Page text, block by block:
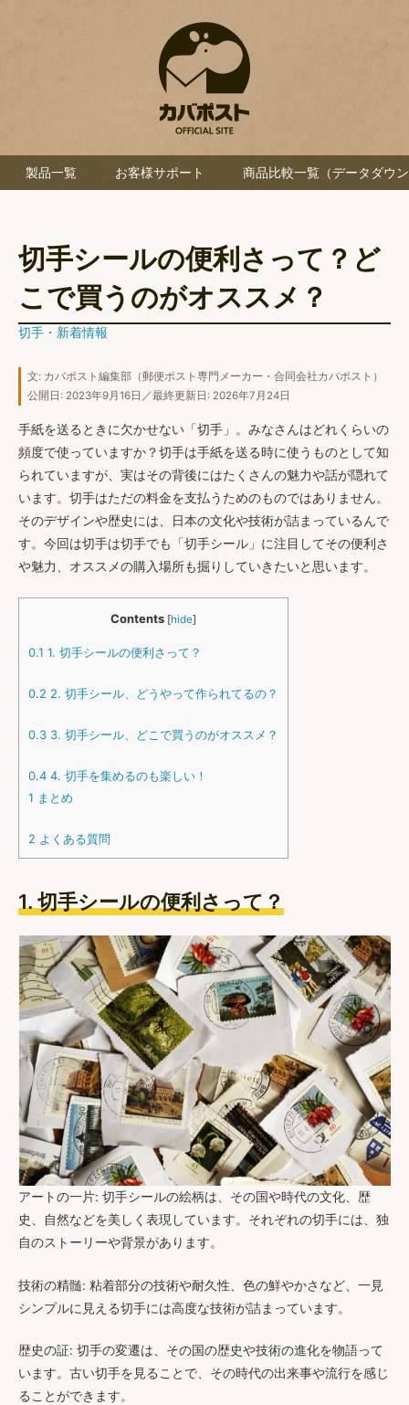
製品一覧 お客様サポート 商品比較一覧（データダウ
切手シールの便利さって？ど
こで買うのがオススメ？
切手 ・ 新着情報
文: カバポスト編集部（郵便ポスト専門メーカー・合同会社カバポスト）
公開日: 2023年9月16日／最終更新日: 2026年7月24日
手紙を送るときに欠かせない「切手」。みなさんはどれくらいの
頻度で使っていますか？切手は手紙を送る時に使うものとして知
られていますが、実はその背後にはたくさんの魅力や話が隠れて
います。切手はただの料金を支払うためのものではありません。
そのデザインや歴史には、日本の文化や技術が詰まっているんで
す。今回は切手は切手でも「切手シール」に注目してその便利さ
や魅力、オススメの購入場所も掘りしていきたいと思います。
Contents [hide]
0.1 1. 切手シールの便利さって？
0.2 2. 切手シール、どうやって作られてるの？
0.3 3. 切手シール、どこで買うのがオススメ？
0.4 4. 切手を集めるのも楽しい！
1 まとめ
2 よくある質問
1. 切手シールの便利さって？
アートの一片: 切手シールの絵柄は、その国や時代の文化、歴
史、自然などを美しく表現しています。それぞれの切手には、独
自のストーリーや背景があります。
技術の精髄: 粘着部分の技術や耐久性、色の鮮やかさなど、一見
シンプルに見える切手には高度な技術が詰まっています。
歴史の証: 切手の変遷は、その国の歴史や技術の進化を物語って
います。古い切手を見ることで、その時代の出来事や流行を感じ
ることができます。